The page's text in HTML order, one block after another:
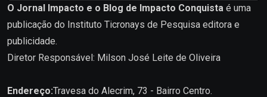
O Jornal Impacto e o Blog de Impacto Conquista é uma
publicação do Instituto Ticronays de Pesquisa editora e
publicidade.
Diretor Responsável: Milson José Leite de Oliveira
Endereço:Travesa do Alecrim, 73 - Bairro Centro.